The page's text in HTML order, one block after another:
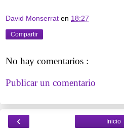
David Monserrat en 18:27
Compartir
No hay comentarios :
Publicar un comentario
‹ Inicio